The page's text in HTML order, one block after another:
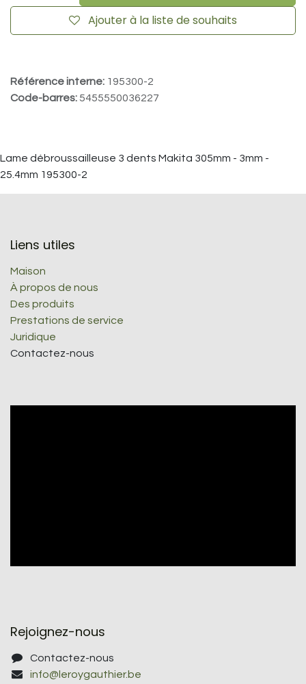
Ajouter à la liste de souhaits
Référence interne: 195300-2
Code-barres:5455550036227
Lame débroussailleuse 3 dents Makita 305mm - 3mm -
25.4mm 195300-2
Liens utiles
Maison
À propos de nous
Des produits
Prestations de service
Juridique
Contactez-nous
Rejoignez-nous
Contactez-nous
info@leroygauthier.be